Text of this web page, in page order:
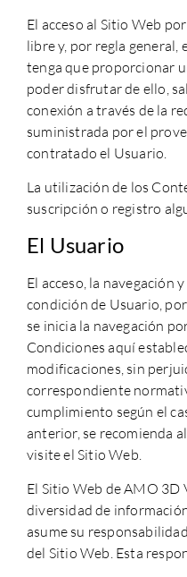
El acceso al Sitio Web
libre y, por regla general,
tenga que proporcionar
poder disfrutar de ello,
conexión a través de la
suministrada por el
contratado el Usuario.
La utilización de los
suscripción o registro
El Usuario
El acceso, la navegación
condición de Usuario,
se inicia la navegación
Condiciones aquí
modificaciones, sin
correspondiente
cumplimiento según el
anterior, se recomienda
visite el Sitio Web.
El Sitio Web de AMO
diversidad de
asume su
del Sitio Web. Esta